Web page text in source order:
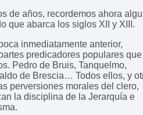
de años, recordemos ahora
que abarca los siglos XII y XIII.
inmediatamente anterior,
predicadores populares que
Pedro de Bruis, Tanquelmo,
de Brescia… Todos ellos, y
perversiones morales del clero,
la disciplina de la Jerarquía e